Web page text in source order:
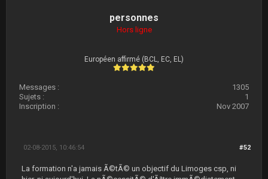
personnes
Hors ligne
Européen affirmé (BCL, EC, EL)
Messages :
1305
Sujets :
1
Inscription :
Nov 2007
#52
02-08-2015, 10:46:54
La formation n'a jamais Ã©tÃ© un objectif du Limoges csp, ni